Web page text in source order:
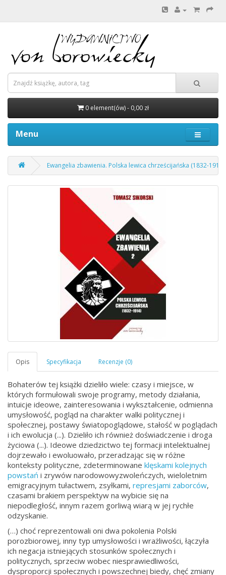
0 element(ów) - 0,00 zł
Menu
Ewangelia zbawienia. Polska lewica chrześcijańska (1832-
Bohaterów tej książki dzieliło wiele: czasy i miejsce, w
których formułowali swoje programy, metody działania,
intuicje ideowe, zainteresowania i wykształcenie, odmienna
umysłowość, pogląd na charakter walki politycznej i
społecznej, postawy światopoglądowe, stałość w poglądach
i ich ewolucja (...). Dzieliło ich również doświadczenie i droga
życiowa (...). Ideowe dziedzictwo tej formacji intelektualnej
dojrzewało i ewoluowało, przeradzając się w różne
konteksty polityczne, zdeterminowane klęskami kolejnych
powstań i zrywów narodowowyzwoleńczych, wieloletnim
emigracyjnym tułactwem, zsyłkami, represjami zaborców,
czasami brakiem perspektyw na wybicie się na
niepodległość, innym razem gorliwą wiarą w jej rychłe
odzyskanie.
(…) choć reprezentowali oni dwa pokolenia Polski
porozbiorowej, inny typ umysłowości i wrażliwości, łączyła
ich negacja istniejących stosunków społecznych i
politycznych, sprzeciw wobec niesprawiedliwości,
dysproporcji społecznych i powszechnej biedy, chęć zmiany